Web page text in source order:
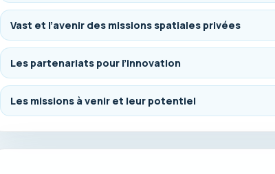
Vast et l’avenir des missions spatiales privées
Les partenariats pour l’innovation
Les missions à venir et leur potentiel